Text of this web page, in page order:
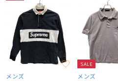
メンズ
SALE
メンズ